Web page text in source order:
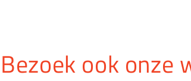
Bezoek ook onze